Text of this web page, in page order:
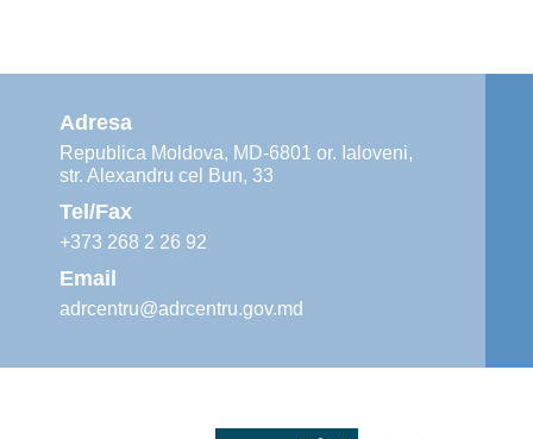
Adresa
Republica Moldova, MD-6801 or. Ialoveni,
str. Alexandru cel Bun, 33
Tel/Fax
+373 268 2 26 92
Email
adrcentru@adrcentru.gov.md